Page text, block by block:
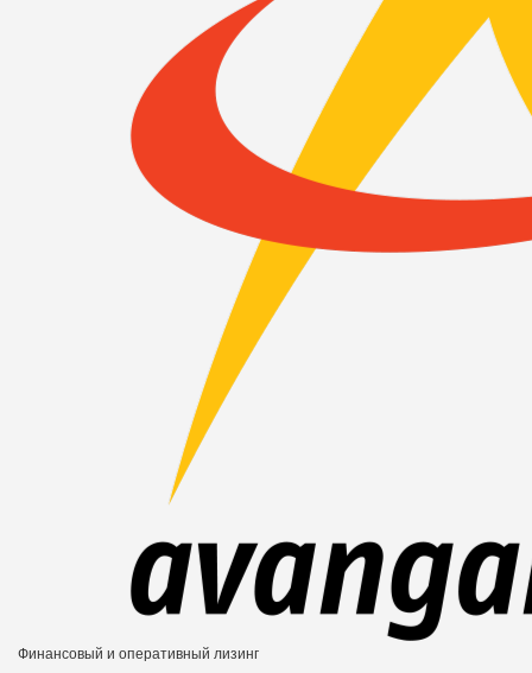
Финансовый и оперативный лизинг